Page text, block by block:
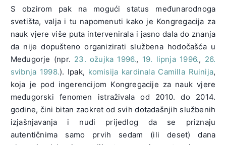
S obzirom pak na mogući status međunarodnoga
svetišta, valja i tu napomenuti kako je Kongregacija za
nauk vjere više puta intervenirala i jasno dala do znanja
da nije dopušteno organizirati službena hodočašća u
Međugorje (npr. 23. ožujka 1996., 19. lipnja 1996., 26.
svibnja 1998.). Ipak, komisija kardinala Camilla Ruinija,
koja je pod ingerencijom Kongregacije za nauk vjere
međugorski fenomen istraživala od 2010. do 2014.
godine, čini bitan zaokret od svih dotadašnjih službenih
izjašnjavanja i nudi prijedlog da se priznaju
autentičnima samo prvih sedam (ili deset) dana